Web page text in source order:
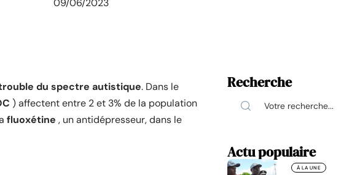
09/06/2023
du spectre autistique. Dans le
) affectent entre 2 et 3% de la population
fluoxétine , un antidépresseur, dans le
Recherche
Actu populaire
À LA UNE